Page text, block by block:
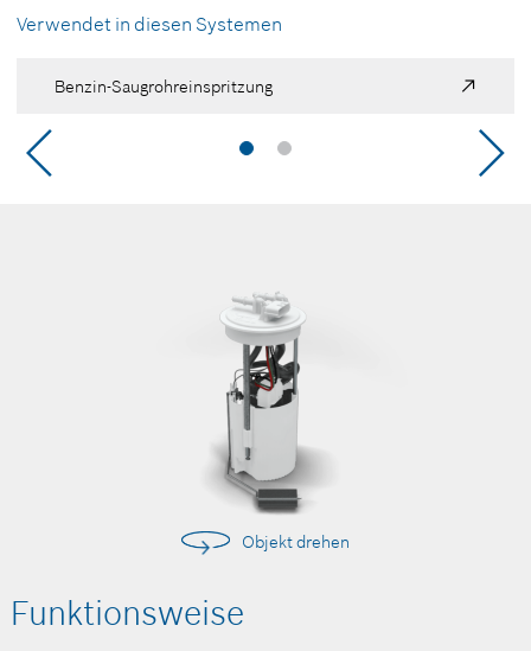
Verwendet in diesen Systemen
Benzin-Saugrohreinspritzung
Objekt drehen
Funktionsweise